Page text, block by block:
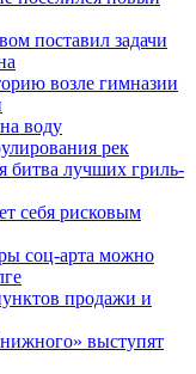
поставил задачи
возле гимназии
воду
рек
битва лучших гриль-
себя рисковым
соц-арта можно
продажи и
выступят